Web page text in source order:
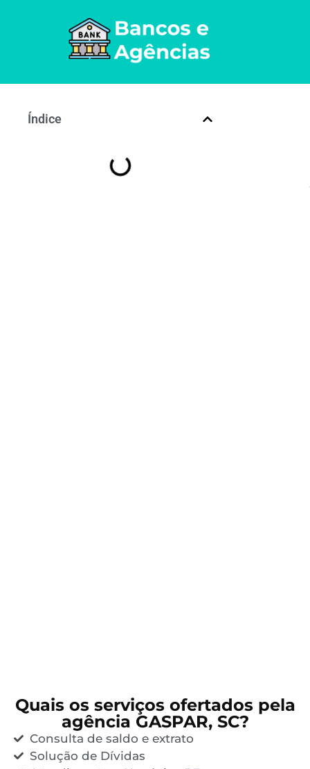
Índice
Quais os serviços ofertados pela
agência GASPAR, SC?
Consulta de saldo e extrato
Solução de Dívidas